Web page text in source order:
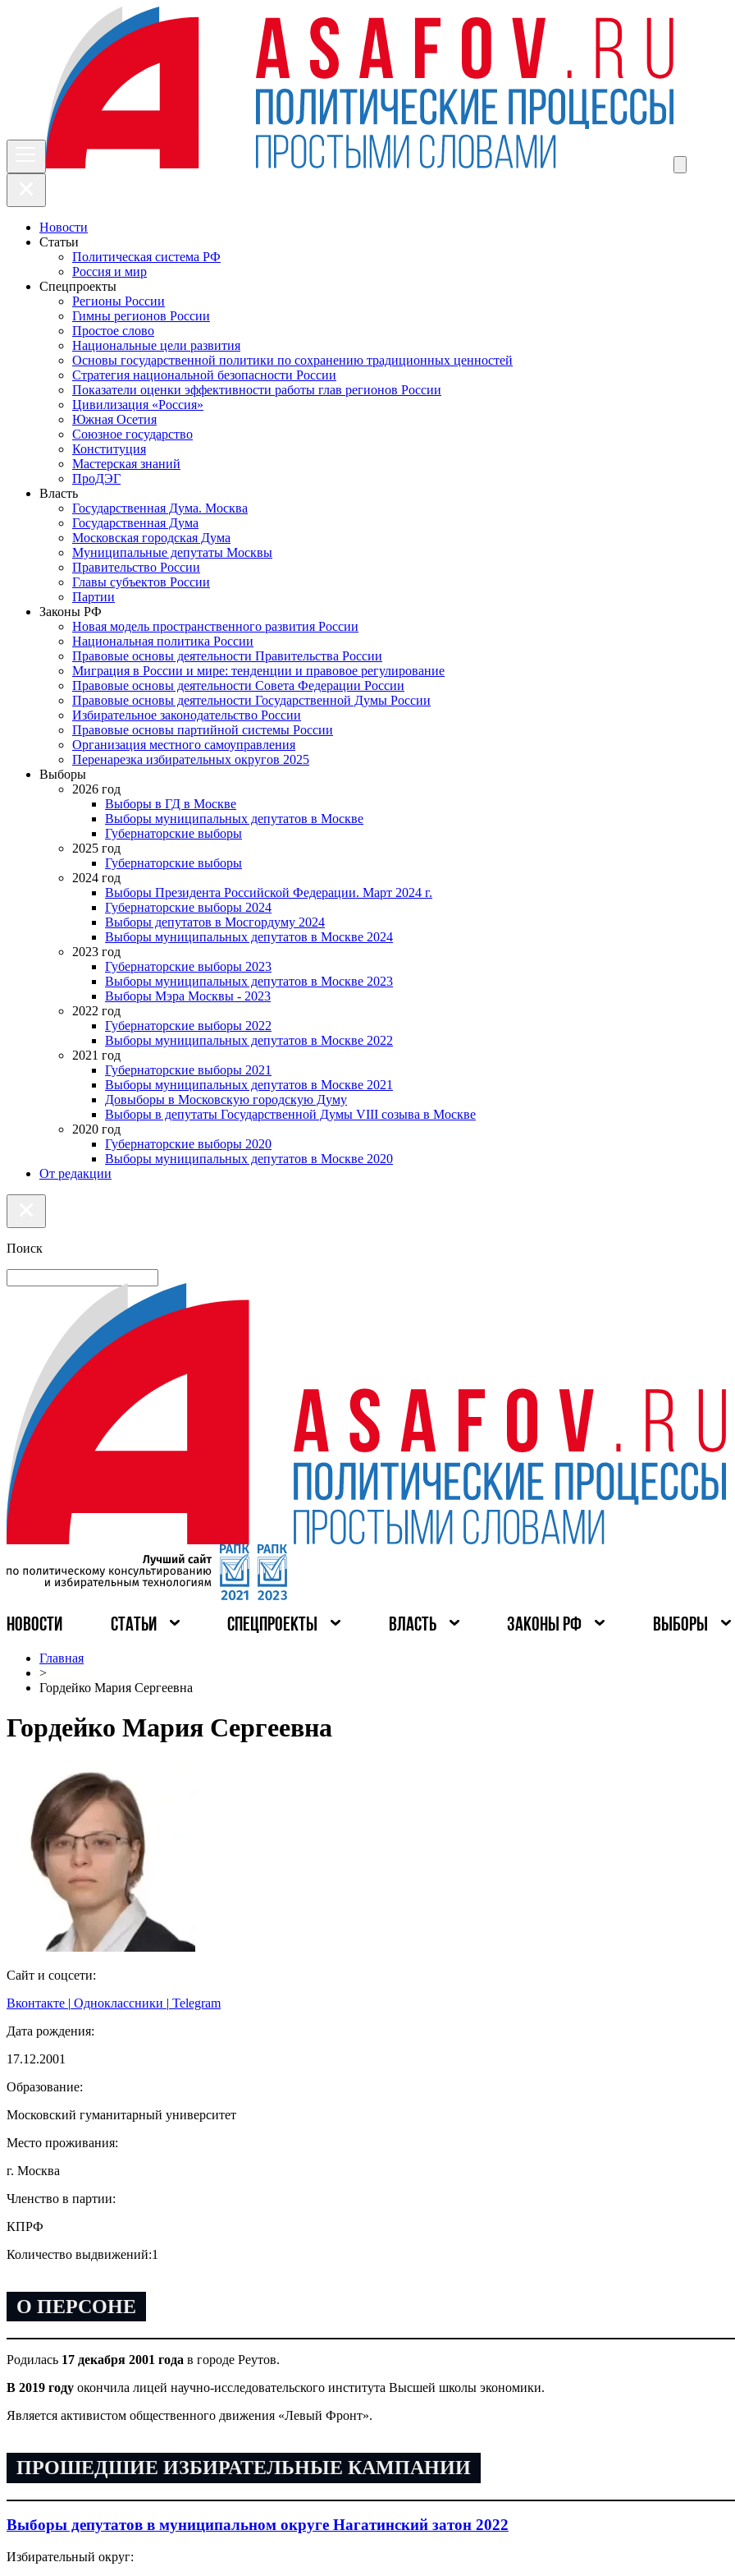
Новости
Статьи
Политическая система РФ
Россия и мир
Спецпроекты
Регионы России
Гимны регионов России
Простое слово
Национальные цели развития
Основы государственной политики по сохранению традиционных ценностей
Стратегия национальной безопасности России
Показатели оценки эффективности работы глав регионов России
Цивилизация «Россия»
Южная Осетия
Союзное государство
Конституция
Мастерская знаний
ПроДЭГ
Власть
Государственная Дума. Москва
Государственная Дума
Московская городская Дума
Муниципальные депутаты Москвы
Правительство России
Главы субъектов России
Партии
Законы РФ
Новая модель пространственного развития России
Национальная политика России
Правовые основы деятельности Правительства России
Миграция в России и мире: тенденции и правовое регулирование
Правовые основы деятельности Совета Федерации России
Правовые основы деятельности Государственной Думы России
Избирательное законодательство России
Правовые основы партийной системы России
Организация местного самоуправления
Перенарезка избирательных округов 2025
Выборы
2026 год
Выборы в ГД в Москве
Выборы муниципальных депутатов в Москве
Губернаторские выборы
2025 год
Губернаторские выборы
2024 год
Выборы Президента Российской Федерации. Март 2024 г.
Губернаторские выборы 2024
Выборы депутатов в Мосгордуму 2024
Выборы муниципальных депутатов в Москве 2024
2023 год
Губернаторские выборы 2023
Выборы муниципальных депутатов в Москве 2023
Выборы Мэра Москвы - 2023
2022 год
Губернаторские выборы 2022
Выборы муниципальных депутатов в Москве 2022
2021 год
Губернаторские выборы 2021
Выборы муниципальных депутатов в Москве 2021
Довыборы в Московскую городскую Думу
Выборы в депутаты Государственной Думы VIII созыва в Москве
2020 год
Губернаторские выборы 2020
Выборы муниципальных депутатов в Москве 2020
От редакции
Поиск
НОВОСТИ СТАТЬИ СПЕЦПРОЕКТЫ ВЛАСТЬ ЗАКОНЫ РФ ВЫБОРЫ
Главная
>
Гордейко Мария Сергеевна
Гордейко Мария Сергеевна
Сайт и соцсети:
Вконтакте | Одноклассники | Telegram
Дата рождения:
17.12.2001
Образование:
Московский гуманитарный университет
Место проживания:
г. Москва
Членство в партии:
КПРФ
Количество выдвижений:1
О ПЕРСОНЕ
Родилась 17 декабря 2001 года в городе Реутов.
В 2019 году окончила лицей научно-исследовательского института Высшей школы экономики.
Является активистом общественного движения «Левый Фронт».
ПРОШЕДШИЕ ИЗБИРАТЕЛЬНЫЕ КАМПАНИИ
Выборы депутатов в муниципальном округе Нагатинский затон 2022
Избирательный округ: